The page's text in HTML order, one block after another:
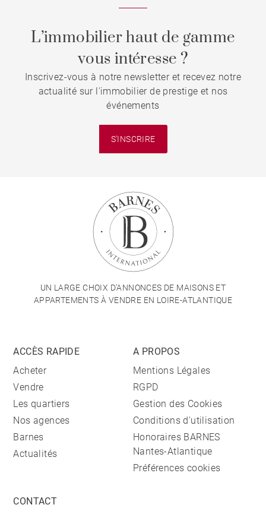
L’immobilier haut de gamme
vous intéresse ?
Inscrivez-vous à notre newsletter et recevez notre
actualité sur l'immobilier de prestige et nos
événements
S'INSCRIRE
UN LARGE CHOIX D'ANNONCES DE MAISONS ET
APPARTEMENTS À VENDRE EN LOIRE-ATLANTIQUE
ACCÈS RAPIDE
Acheter
Vendre
Les quartiers
Nos agences
Barnes
Actualités
A PROPOS
Mentions Légales
RGPD
Gestion des Cookies
Conditions d'utilisation
Honoraires BARNES
Nantes-Atlantique
Préférences cookies
CONTACT